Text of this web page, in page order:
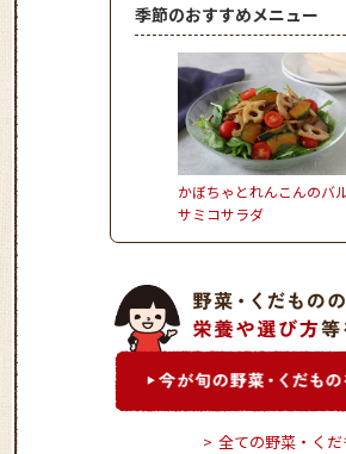
季節のおすすめメニュー
かぼちゃとれんこんのバ
サミコサラダ
全ての野菜・く